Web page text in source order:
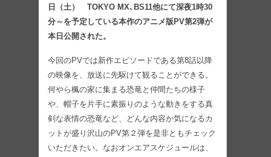
日（土） TOKYO MX､BS11他にて深夜1時30
分～を予定している本作のアニメ版PV第2弾が
本日公開された。
今回のPVでは新作エピソードである第8話以降
の映像を、放送に先駆けて観ることができる。
何やら楓の家に集まる恐竜と仲間たちの様子
や、帽子を片手に素振りのような動きをする真
剣な表情の恐竜など、どんな内容か気になるカ
ットが盛り沢山のPV第２弾を是非ともチェック
いただきたい。なおオンエアスケジュールは、